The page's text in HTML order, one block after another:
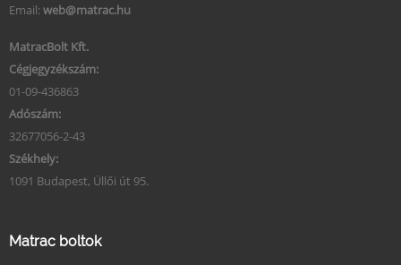
Email: web@matrac.hu
MatracBolt Kft.
Cégjegyzékszám:
01-09-436863
Adószám:
32677056-2-43
Székhely:
1091 Budapest, Üllői út 95.
Matrac boltok